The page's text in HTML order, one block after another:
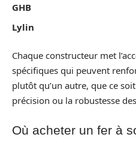
GHB
Lylin
Chaque constructeur met
spécifiques qui peuvent
plutôt qu’un autre, que ce
précision ou la robustesse
Où acheter un fer à